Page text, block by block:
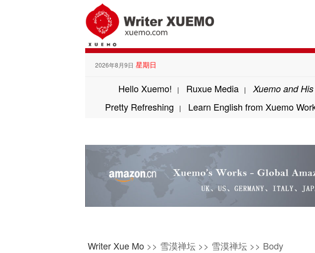
2026年8月9日 星期日
Hello Xuemo! | Ruxue Media | Xuemo and
Pretty Refreshing | Learn English from Xuemo
Writer Xue Mo >> 雪漠禅坛 >> 雪漠禅坛 >> Body